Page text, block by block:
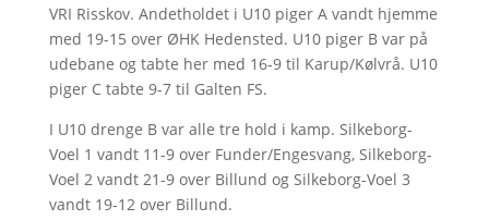
VRI Risskov. Andetholdet i U10 piger A vandt hjemme
med 19-15 over ØHK Hedensted. U10 piger B var på
udebane og tabte her med 16-9 til Karup/Kølvrå. U10
piger C tabte 9-7 til Galten FS.
I U10 drenge B var alle tre hold i kamp. Silkeborg-
Voel 1 vandt 11-9 over Funder/Engesvang, Silkeborg-
Voel 2 vandt 21-9 over Billund og Silkeborg-Voel 3
vandt 19-12 over Billund.